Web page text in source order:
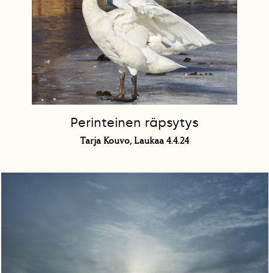
Perinteinen räpsytys
Tarja Kouvo, Laukaa 4.4.24